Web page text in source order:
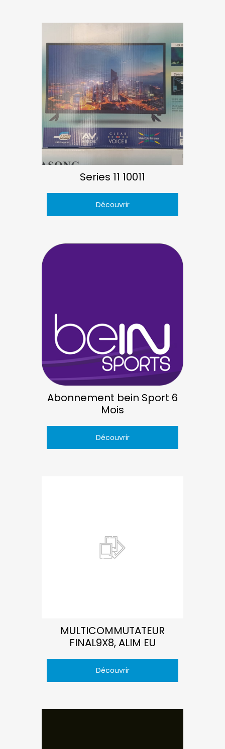
Series 11 10011
Découvrir
Abonnement bein Sport 6
Mois
Découvrir
MULTICOMMUTATEUR
FINAL9X8, ALIM EU
Découvrir